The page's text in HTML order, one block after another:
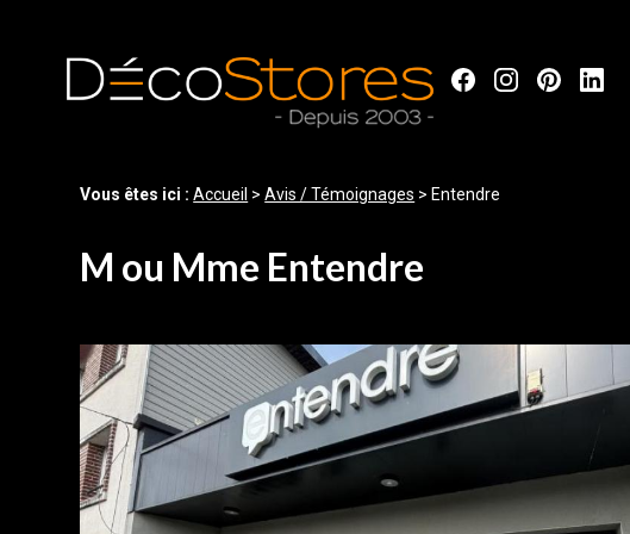
Vous êtes ici :Accueil >Avis / Témoignages > Entendre
M ou Mme Entendre